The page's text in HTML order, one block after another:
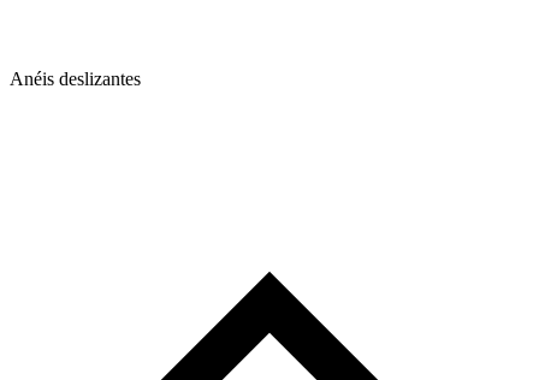
Anéis deslizantes